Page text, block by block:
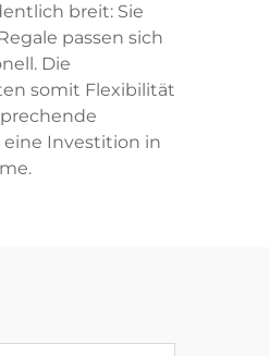
breit: Sie
passen sich
Die
somit Flexibilität
Investition in